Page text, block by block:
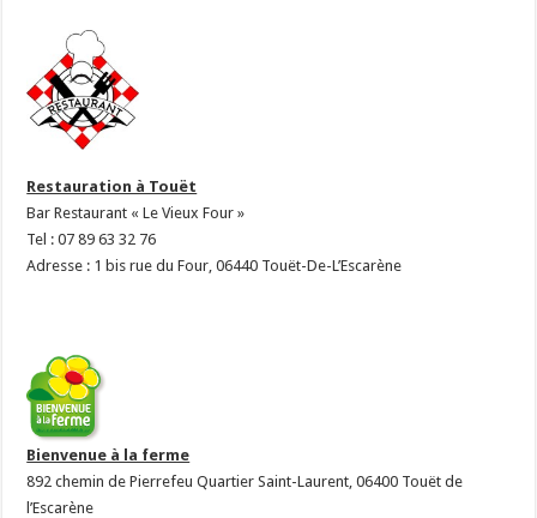
Restauration à Touët
Bar Restaurant « Le Vieux Four »
Tel : 07 89 63 32 76
Adresse : 1 bis rue du Four, 06440 Touët-De-L’Escarène
Bienvenue à la ferme
892 chemin de Pierrefeu Quartier Saint-Laurent, 06400 Touët de
l’Escarène